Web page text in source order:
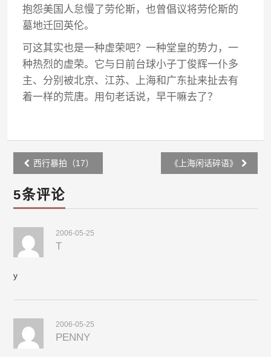
抱怨美国人怠慢了劳伦斯，也曾倡议将劳伦斯的
墓地迁回英伦。
可这其实也是一种虚荣吧？一种堂皇的势力，一
种热烈的虚荣。它与日前台球小子丁俊辉一仆多
主、分别被北京、江苏、上海和广东扯来扯去有
着一样的荒唐。用句老话说，早干嘛去了？
Post
navigation
西行暴拍（17） 《上海闲话碎语》
5条评论
2006-05-25
T
y
2006-05-25
PENNY